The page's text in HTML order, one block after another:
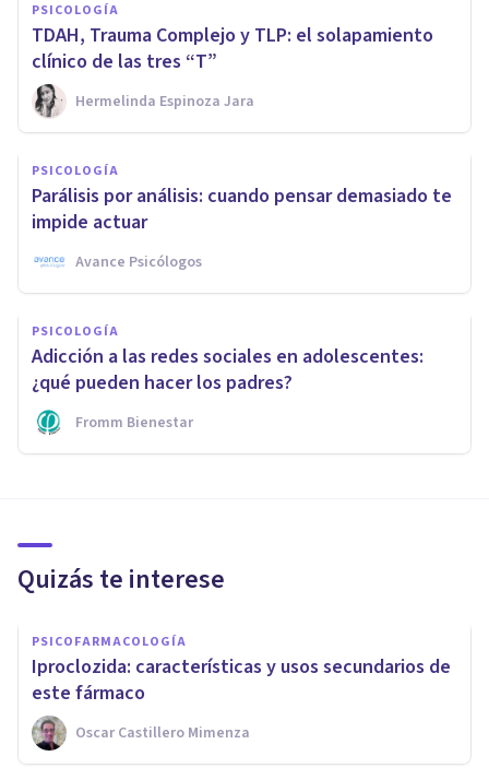
PSICOLOGÍA
TDAH, Trauma Complejo y TLP: el solapamiento
clínico de las tres “T”
Hermelinda Espinoza Jara
PSICOLOGÍA
Parálisis por análisis: cuando pensar demasiado te
impide actuar
Avance Psicólogos
PSICOLOGÍA
Adicción a las redes sociales en adolescentes:
¿qué pueden hacer los padres?
Fromm Bienestar
Quizás te interese
PSICOFARMACOLOGÍA
Iproclozida: características y usos secundarios de
este fármaco
Oscar Castillero Mimenza